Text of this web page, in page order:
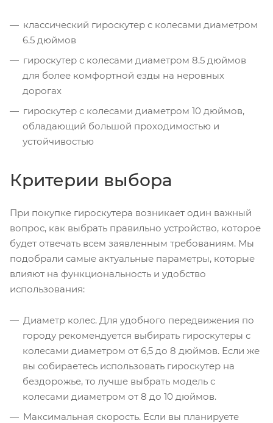
классический гироскутер с колесами диаметром
6.5 дюймов
гироскутер с колесами диаметром 8.5 дюймов
для более комфортной езды на неровных
дорогах
гироскутер с колесами диаметром 10 дюймов,
обладающий большой проходимостью и
устойчивостью
Критерии выбора
При покупке гироскутера возникает один важный
вопрос, как выбрать правильно устройство, которое
будет отвечать всем заявленным требованиям. Мы
подобрали самые актуальные параметры, которые
влияют на функциональность и удобство
использования:
Диаметр колес. Для удобного передвижения по
городу рекомендуется выбирать гироскутеры с
колесами диаметром от 6,5 до 8 дюймов. Если же
вы собираетесь использовать гироскутер на
бездорожье, то лучше выбрать модель с
колесами диаметром от 8 до 10 дюймов.
Максимальная скорость. Если вы планируете